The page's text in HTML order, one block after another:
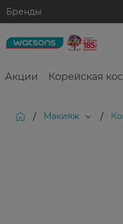
Бренды
Акции Корейская
/ Макияж /